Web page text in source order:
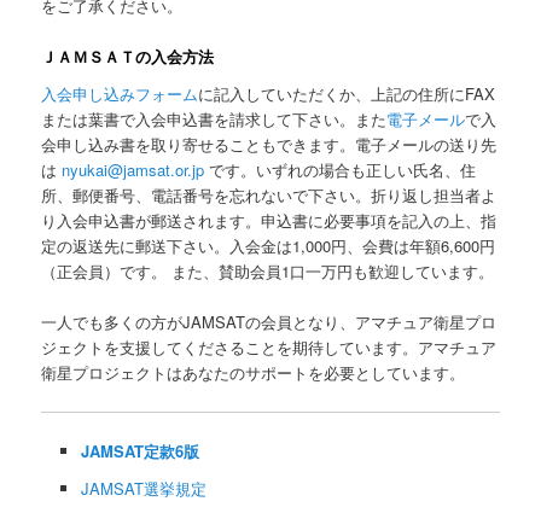
をご了承ください。
ＪＡＭＳＡＴの入会方法
入会申し込みフォームに記入していただくか、上記の住所にFAX
または葉書で入会申込書を請求して下さい。また電子メールで入
会申し込み書を取り寄せることもできます。電子メールの送り先
は nyukai@jamsat.or.jp です。いずれの場合も正しい氏名、住
所、郵便番号、電話番号を忘れないで下さい。折り返し担当者よ
り入会申込書が郵送されます。申込書に必要事項を記入の上、指
定の返送先に郵送下さい。入会金は1,000円、会費は年額6,600円
（正会員）です。 また、賛助会員1口一万円も歓迎しています。
一人でも多くの方がJAMSATの会員となり、アマチュア衛星プロ
ジェクトを支援してくださることを期待しています。アマチュア
衛星プロジェクトはあなたのサポートを必要としています。
JAMSAT定款6版
JAMSAT選挙規定